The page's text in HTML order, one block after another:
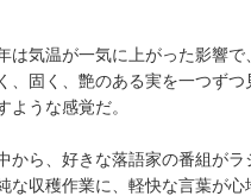
は気温が一気に上がった影響
、固く、艶のある実を一つず
ような感覚だ。
から、好きな落語家の番組がラ
な収穫作業に、軽快な言葉が心